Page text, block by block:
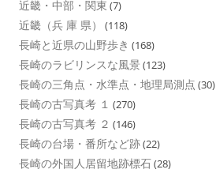
近畿・中部・関東 (7)
近畿（兵 庫 県） (118)
長崎と近県の山野歩き (168)
長崎のラビリンスな風景 (123)
長崎の三角点・水準点・地理局測点 (30)
長崎の古写真考 １ (270)
長崎の古写真考 ２ (146)
長崎の台場・番所など跡(22)
長崎の外国人居留地跡標石(28)